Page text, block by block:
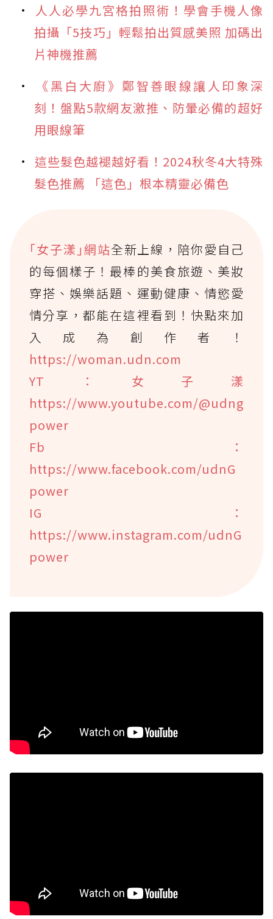
人人必學九宮格拍照術！學會手機人像
拍攝「5技巧」輕鬆拍出質感美照 加碼出
片神機推薦
《黑白大廚》鄭智善眼線讓人印象深
刻！盤點5款網友激推、防暈必備的超好
用眼線筆
這些髮色越褪越好看！2024秋冬4大特殊
髮色推薦 「這色」根本精靈必備色
｢女子漾｣網站全新上線，陪你愛自己
的每個樣子！最棒的美食旅遊、美妝
穿搭、娛樂話題、運動健康、情慾愛
情分享，都能在這裡看到！快點來加
入成為創作者！
https://woman.udn.com
YT：女子漾
https://www.youtube.com/@udng
power
Fb：
https://www.facebook.com/udnG
power
IG：
https://www.instagram.com/udnG
power